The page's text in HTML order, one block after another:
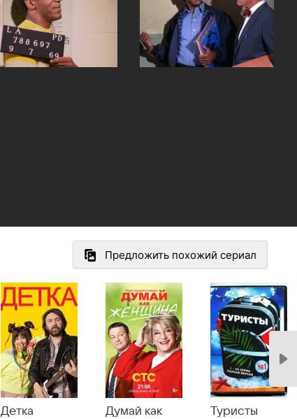
Предложить похожий сериал
Детка
Думай как
Туристы